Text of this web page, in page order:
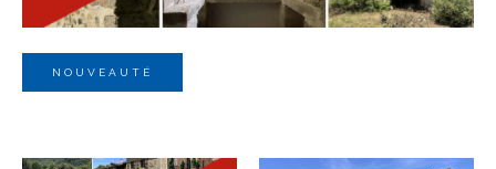
NOUVEAUTÉ
Pièces
Référence